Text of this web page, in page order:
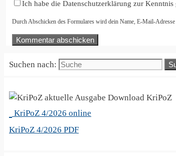
Ich habe die Datenschutzerklärung zur
Durch Abschicken des Formulares wird dein Name, E-Mail-
Suchen nach:
KriPoZ
KriPoZ 4/2026 online
KriPoZ 4/2026 PDF